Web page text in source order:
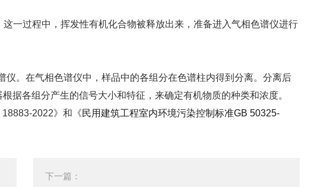
一过程中，挥发性有机化合物被释放出来，准备进入气相色谱仪进行
。在气相色谱仪中，样品中的各组分在色谱柱内得到分离。分离后
据各组分产生的信号大小和特征，来确定有机物质的种类和浓度。
2022》和《民用建筑工程室内环境污染控制标准GB 50325-
下一篇：